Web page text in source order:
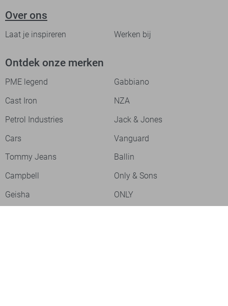
Over ons
Laat je inspireren Werken bij
Ontdek onze merken
PME legend
Gabbiano
Cast Iron
NZA
Petrol Industries
Jack & Jones
Cars
Vanguard
Tommy Jeans
Ballin
Campbell
Only & Sons
Geisha
ONLY